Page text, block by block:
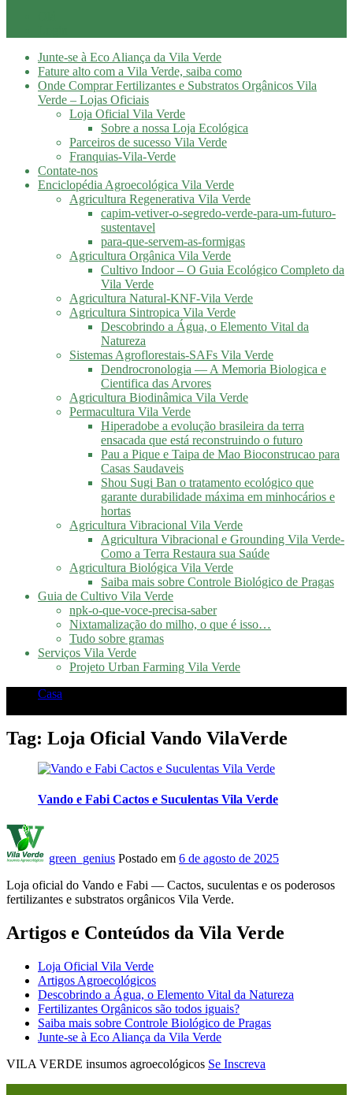
Junte-se à Eco Aliança da Vila Verde
Fature alto com a Vila Verde, saiba como
Onde Comprar Fertilizantes e Substratos Orgânicos Vila
Verde – Lojas Oficiais
Loja Oficial Vila Verde
Sobre a nossa Loja Ecológica
Parceiros de sucesso Vila Verde
Franquias-Vila-Verde
Contate-nos
Enciclopédia Agroecológica Vila Verde
Agricultura Regenerativa Vila Verde
capim-vetiver-o-segredo-verde-para-um-futuro-
sustentavel
para-que-servem-as-formigas
Agricultura Orgânica Vila Verde
Cultivo Indoor – O Guia Ecológico Completo da
Vila Verde
Agricultura Natural-KNF-Vila Verde
Agricultura Sintropica Vila Verde
Descobrindo a Água, o Elemento Vital da
Natureza
Sistemas Agroflorestais-SAFs Vila Verde
Dendrocronologia — A Memoria Biologica e
Cientifica das Arvores
Agricultura Biodinâmica Vila Verde
Permacultura Vila Verde
Hiperadobe a evolução brasileira da terra
ensacada que está reconstruindo o futuro
Pau a Pique e Taipa de Mao Bioconstrucao para
Casas Saudaveis
Shou Sugi Ban o tratamento ecológico que
garante durabilidade máxima em minhocários e
hortas
Agricultura Vibracional Vila Verde
Agricultura Vibracional e Grounding Vila Verde-
Como a Terra Restaura sua Saúde
Agricultura Biológica Vila Verde
Saiba mais sobre Controle Biológico de Pragas
Guia de Cultivo Vila Verde
npk-o-que-voce-precisa-saber
Nixtamalização do milho, o que é isso…
Tudo sobre gramas
Serviços Vila Verde
Projeto Urban Farming Vila Verde
Casa
Tag: Loja Oficial Vando VilaVerde
Vando e Fabi Cactos e Suculentas Vila Verde
green_genius Postado em 6 de agosto de 2025
Loja oficial do Vando e Fabi — Cactos, suculentas e os poderosos
fertilizantes e substratos orgânicos Vila Verde.
Artigos e Conteúdos da Vila Verde
Loja Oficial Vila Verde
Artigos Agroecológicos
Descobrindo a Água, o Elemento Vital da Natureza
Fertilizantes Orgânicos são todos iguais?
Saiba mais sobre Controle Biológico de Pragas
Junte-se à Eco Aliança da Vila Verde
VILA VERDE insumos agroecológicos Se Inscreva